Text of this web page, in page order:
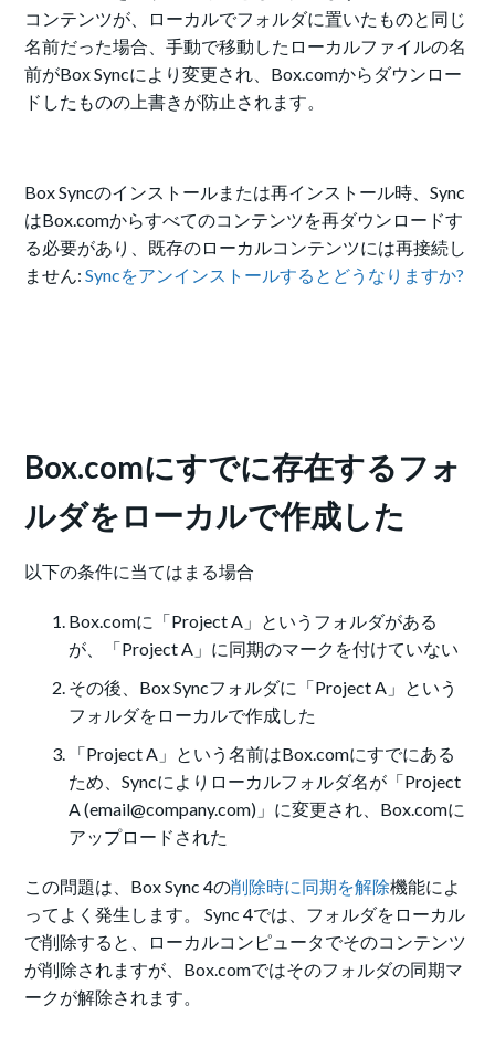
コンテンツが、ローカルでフォルダに置いたものと同じ
名前だった場合、手動で移動したローカルファイルの名
前がBox Syncにより変更され、Box.comからダウンロー
ドしたものの上書きが防止されます。
Box Syncのインストールまたは再インストール時、Sync
はBox.comからすべてのコンテンツを再ダウンロードす
る必要があり、既存のローカルコンテンツには再接続し
ません:Syncをアンインストールするとどうなりますか?
Box.comにすでに存在するフォ
ルダをローカルで作成した
以下の条件に当てはまる場合
Box.comに「Project A」というフォルダがある
が、「Project A」に同期のマークを付けていない
その後、Box Syncフォルダに「Project A」という
フォルダをローカルで作成した
「Project A」という名前はBox.comにすでにある
ため、Syncによりローカルフォルダ名が「Project
A (email@company.com)」に変更され、Box.comに
アップロードされた
この問題は、Box Sync 4の削除時に同期を解除機能によ
ってよく発生します。 Sync 4では、フォルダをローカル
で削除すると、ローカルコンピュータでそのコンテンツ
が削除されますが、Box.comではそのフォルダの同期マ
ークが解除されます。